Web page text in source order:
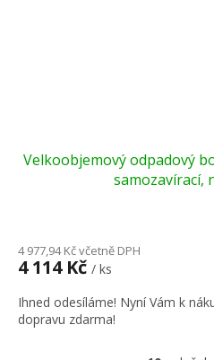
Velkoobjemový odpadový
samozavírací,
4 977,94 Kč včetně DPH
4 114 Kč / ks
Ihned odesíláme! Nyní Vám k
dopravu zdarma!